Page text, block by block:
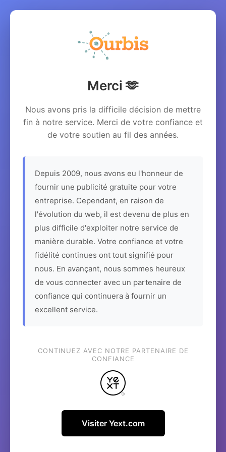
Merci 🫶
Nous avons pris la difficile décision de mettre
fin à notre service. Merci de votre confiance et
de votre soutien au fil des années.
Depuis 2009, nous avons eu l'honneur de
fournir une publicité gratuite pour votre
entreprise. Cependant, en raison de
l'évolution du web, il est devenu de plus en
plus difficile d'exploiter notre service de
manière durable. Votre confiance et votre
fidélité continues ont tout signifié pour
nous. En avançant, nous sommes heureux
de vous connecter avec un partenaire de
confiance qui continuera à fournir un
excellent service.
CONTINUEZ AVEC NOTRE PARTENAIRE DE
CONFIANCE
Visiter Yext.com